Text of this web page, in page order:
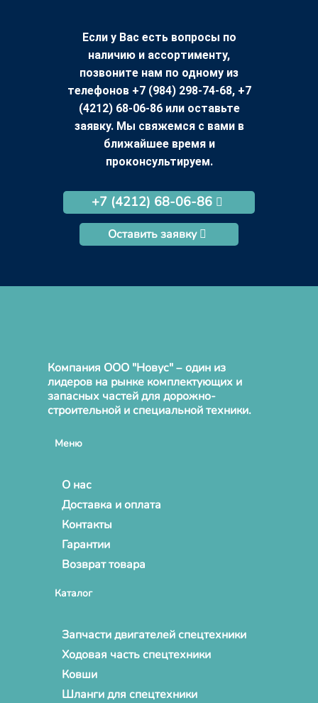
Если у Вас есть вопросы по
наличию и ассортименту,
позвоните нам по одному из
телефонов +7 (984) 298-74-68, +7
(4212) 68-06-86 или оставьте
заявку. Мы свяжемся с вами в
ближайшее время и
проконсультируем.
+7 (4212) 68-06-86
Оставить заявку
Компания ООО "Новус" – один из
лидеров на рынке комплектующих и
запасных частей для дорожно-
строительной и специальной техники.
Меню
О нас
Доставка и оплата
Контакты
Гарантии
Возврат товара
Каталог
Запчасти двигателей спецтехники
Ходовая часть спецтехники
Ковши
Шланги для спецтехники